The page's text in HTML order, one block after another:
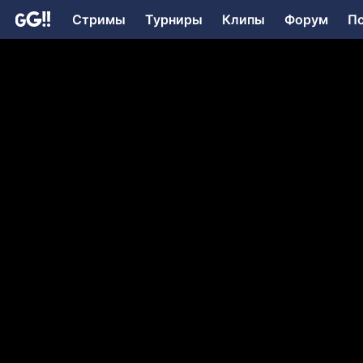
Стримы Турниры Клипы Форум